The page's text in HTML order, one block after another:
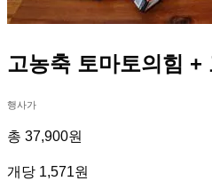
고농축 토마토의힘 +
행사가
총 37,900원
개당 1,571원